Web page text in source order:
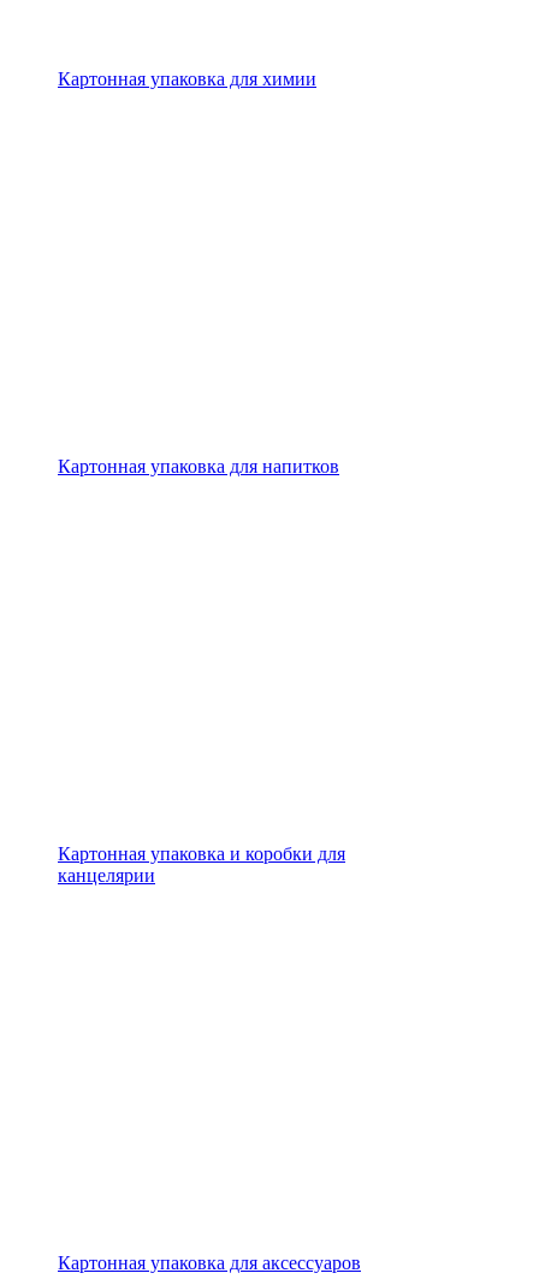
Картонная упаковка для химии
Картонная упаковка для напитков
Картонная упаковка и коробки для
канцелярии
Картонная упаковка для аксессуаров